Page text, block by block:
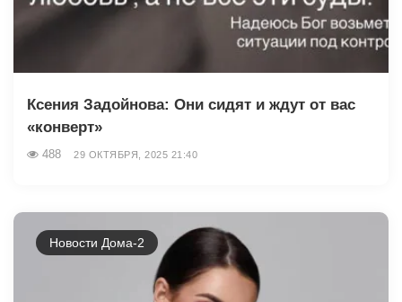
Ксения Задойнова: Они сидят и ждут от вас
«конверт»
488 29 ОКТЯБРЯ, 2025 21:40
Новости Дома-2